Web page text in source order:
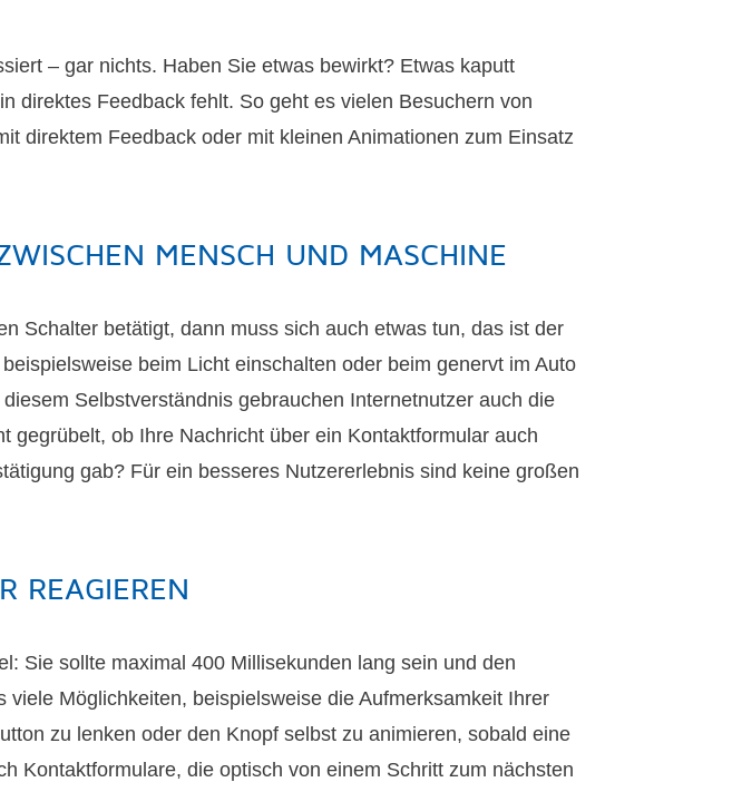
– gar nichts. Haben Sie etwas bewirkt? Etwas kaputt
direktes Feedback fehlt. So geht es vielen Besuchern von
direktem Feedback oder mit kleinen Animationen zum Einsatz
MENSCH UND MASCHINE
Schalter betätigt, dann muss sich auch etwas tun, das ist der
beim Licht einschalten oder beim genervt im Auto
Selbstverständnis gebrauchen Internetnutzer auch die
gegrübelt, ob Ihre Nachricht über ein Kontaktformular auch
gab? Für ein besseres Nutzererlebnis sind keine großen
REAGIEREN
Sie sollte maximal 400 Millisekunden lang sein und den
Möglichkeiten, beispielsweise die Aufmerksamkeit Ihrer
zu lenken oder den Knopf selbst zu animieren, sobald eine
Kontaktformulare, die optisch von einem Schritt zum nächsten